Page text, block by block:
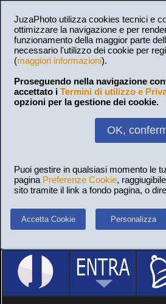
JuzaPhoto utilizza cookies tecnici e
ottimizzare la navigazione e per
funzionamento della maggior parte
necessario l'utilizzo dei cookie per
(maggiori informazioni).
Proseguendo nella navigazione
accettato i Termini di utilizzo e
opzioni per la gestione dei cookie.
OK,
Puoi gestire in qualsiasi momento le
pagina Preferenze Cookie,
sito tramite il link a fondo pagina, o
Accetta Cookie Personalizza